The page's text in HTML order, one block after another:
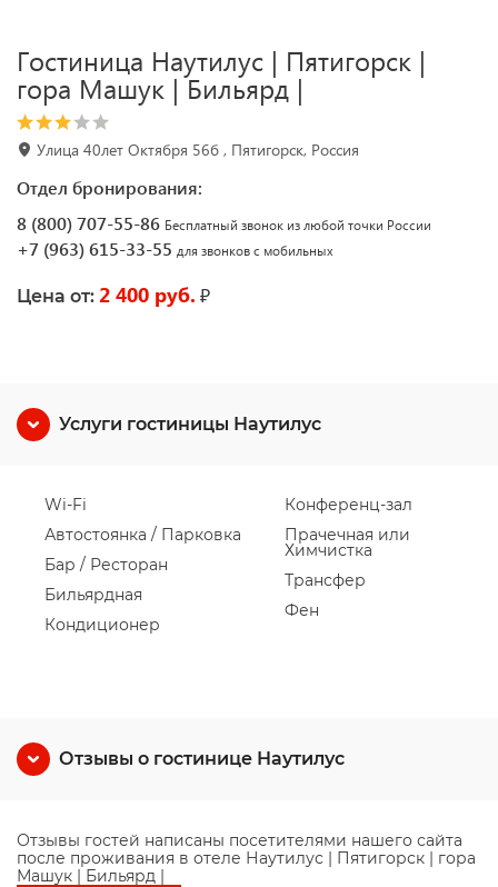
Гостиница Наутилус | Пятигорск |
гора Машук | Бильярд |
Улица 40лет Октября 56б , Пятигорск, Россия
Отдел бронирования:
8 (800) 707-55-86 Бесплатный звонок из любой точки России
+7 (963) 615-33-55 для звонков с мобильных
Цена от: 2 400 руб. ₽
Услуги гостиницы Наутилус
Wi-Fi
Автостоянка / Парковка
Бар / Ресторан
Бильярдная
Кондиционер
Конференц-зал
Прачечная или
Химчистка
Трансфер
Фен
Отзывы о гостинице Наутилус
Отзывы гостей написаны посетителями нашего сайта
после проживания в отеле Наутилус | Пятигорск | гора
Машук | Бильярд |